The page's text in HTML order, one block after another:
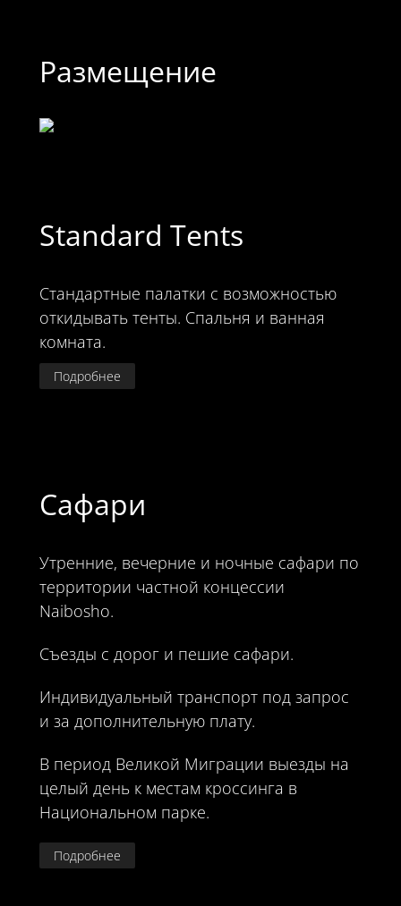
Размещение
Standard Tents
Стандартные палатки с возможностью
откидывать тенты. Спальня и ванная
комната.
Подробнее
Сафари
Утренние, вечерние и ночные сафари по
территории частной концессии
Naibosho.
Съезды с дорог и пешие сафари.
Индивидуальный транспорт под запрос
и за дополнительную плату.
В период Великой Миграции выезды на
целый день к местам кроссинга в
Национальном парке.
Подробнее